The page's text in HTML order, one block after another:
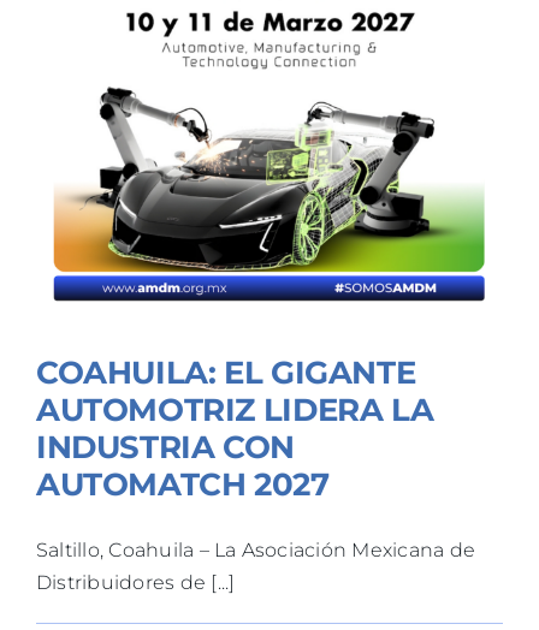
COAHUILA: EL GIGANTE
AUTOMOTRIZ LIDERA LA
INDUSTRIA CON
AUTOMATCH 2027
Saltillo, Coahuila – La Asociación Mexicana de
Distribuidores de [...]